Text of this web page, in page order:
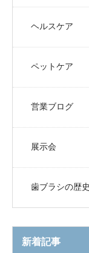
ヘルスケア
ペットケア
営業ブログ
展示会
歯ブラシの歴史
新着記事